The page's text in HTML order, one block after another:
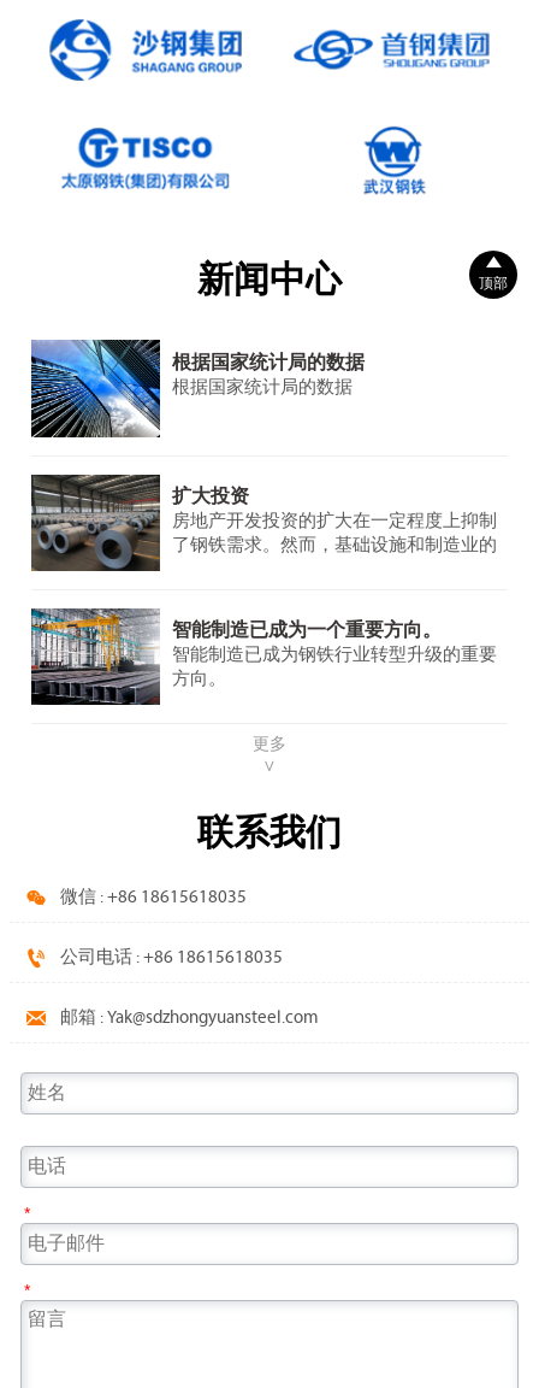
新闻中心
根据国家统计局的数据
根据国家统计局的数据
扩大投资
房地产开发投资的扩大在一定程度上抑制
了钢铁需求。然而，基础设施和制造业的
智能制造已成为一个重要方向。
智能制造已成为钢铁行业转型升级的重要
方向。
更多
∨
联系我们
 微信 : +86 18615618035
 公司电话 : +86 18615618035
 邮箱 : Yak@sdzhongyuansteel.com
*
*

顶部